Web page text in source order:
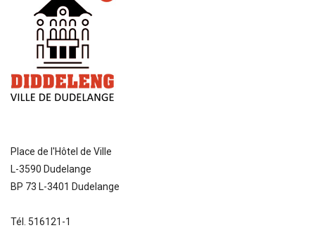
Place de l'Hôtel de Ville
L-3590 Dudelange
BP 73 L-3401 Dudelange
Tél. 516121-1